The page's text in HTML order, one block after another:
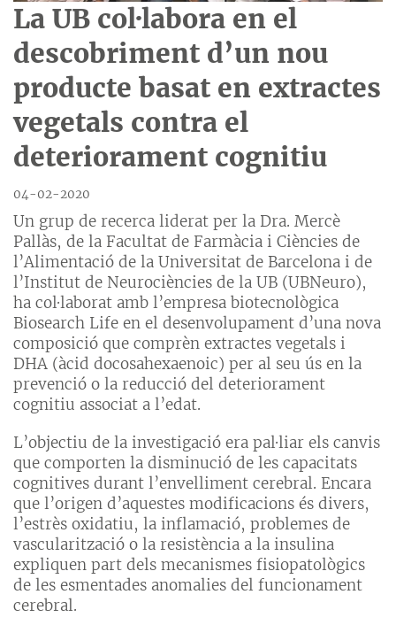
La UB col·labora en el
descobriment d’un nou
producte basat en extractes
vegetals contra el
deteriorament cognitiu
04-02-2020
Un grup de recerca liderat per la Dra. Mercè
Pallàs, de la Facultat de Farmàcia i Ciències de
l’Alimentació de la Universitat de Barcelona i de
l’Institut de Neurociències de la UB (UBNeuro),
ha col·laborat amb l’empresa biotecnològica
Biosearch Life en el desenvolupament d’una nova
composició que comprèn extractes vegetals i
DHA (àcid docosahexaenoic) per al seu ús en la
prevenció o la reducció del deteriorament
cognitiu associat a l’edat.
L’objectiu de la investigació era pal·liar els canvis
que comporten la disminució de les capacitats
cognitives durant l’envelliment cerebral. Encara
que l’origen d’aquestes modificacions és divers,
l’estrès oxidatiu, la inflamació, problemes de
vascularització o la resistència a la insulina
expliquen part dels mecanismes fisiopatològics
de les esmentades anomalies del funcionament
cerebral.